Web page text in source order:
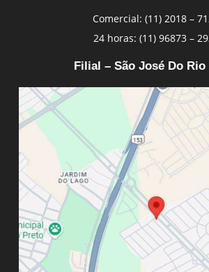
Comercial: (11) 2018 –
24 horas: (11) 96873 –
Filial – São José Do Rio